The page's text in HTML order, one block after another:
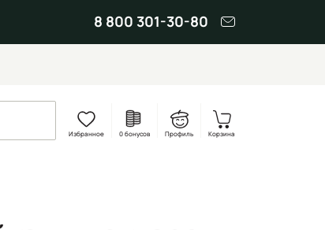
8 800 301-30-80
Избранное 0 бонусов Профиль Корзина